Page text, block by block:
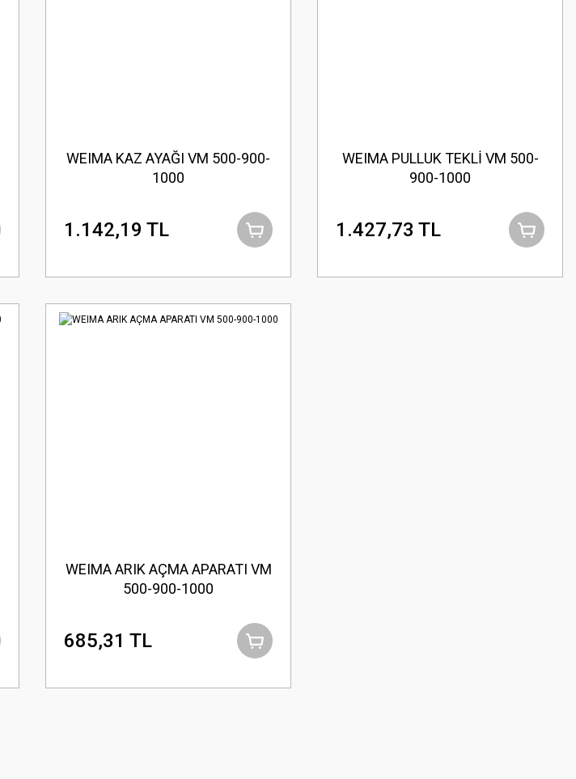
WEIMA KAZ AYAĞI VM 500-900-
1000
1.142,19 TL
WEIMA PULLUK TEKLİ VM 500-
900-1000
1.427,73 TL
WEIMA ARIK AÇMA APARATI VM
500-900-1000
685,31 TL